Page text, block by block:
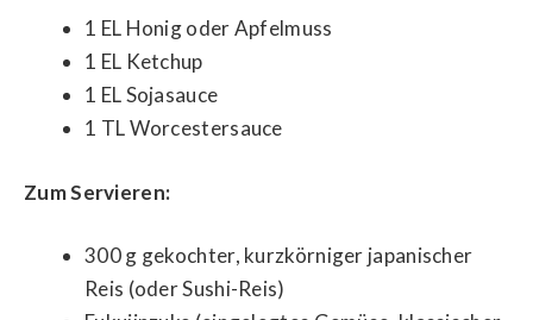
1 EL Honig oder Apfelmuss
1 EL Ketchup
1 EL Sojasauce
1 TL Worcestersauce
Zum Servieren:
300 g gekochter, kurzkörniger japanischer
Reis (oder Sushi-Reis)